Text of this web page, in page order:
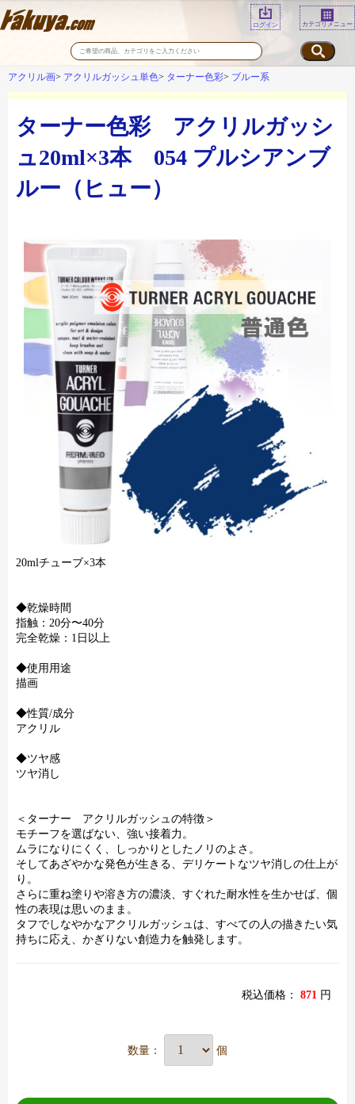
ログイン カテゴリメニュー
アクリル画 アクリルガッシュ単色 ターナー色彩 ブルー系
ターナー色彩 アクリルガッシ
ュ20ml×3本 054 プルシアンブ
ルー（ヒュー）
20mlチューブ×3本
◆乾燥時間
指触：20分〜40分
完全乾燥：1日以上
◆使用用途
描画
◆性質/成分
アクリル
◆ツヤ感
ツヤ消し
＜ターナー アクリルガッシュの特徴＞
モチーフを選ばない、強い接着力。
ムラになりにくく、しっかりとしたノリのよさ。
そしてあざやかな発色が生きる、デリケートなツヤ消しの仕上が
り。
さらに重ね塗りや溶き方の濃淡、すぐれた耐水性を生かせば、個
性の表現は思いのまま。
タフでしなやかなアクリルガッシュは、すべての人の描きたい気
持ちに応え、かぎりない創造力を触発します。
税込価格： 871 円
数量： 個